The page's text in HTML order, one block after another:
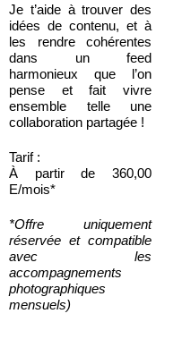
Je t’aide à trouver des
idées de contenu, et à
les rendre cohérentes
dans un feed
harmonieux que l’on
pense et fait vivre
ensemble telle une
collaboration partagée !
Tarif :
À partir de 360,00
E/mois*
*Offre uniquement
réservée et compatible
avec les
accompagnements
photographiques
mensuels)